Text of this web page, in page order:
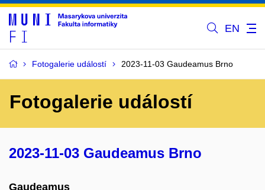
EN
Fotogalerie událostí 2023-11-03 Gaudeamus Brno
Fotogalerie událostí
2023-11-03 Gaudeamus Brno
Gaudeamus